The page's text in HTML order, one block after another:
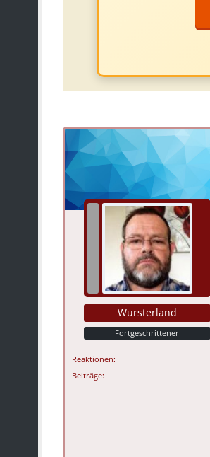
Wursterland
Fortgeschrittener
Reaktionen
Beiträge